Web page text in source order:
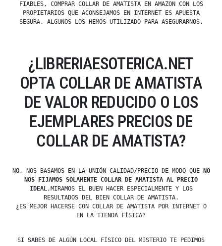
FIABLES, COMPRAR COLLAR DE AMATISTA EN AMAZON CON LOS
PROPIETARIOS QUE ACONSEJAMOS EN INTERNET ES APUESTA
SEGURA, ALGUNOS LOS HEMOS UTILIZADO PARA ASEGURARNOS.
¿LIBRERIAESOTERICA.NET
OPTA COLLAR DE AMATISTA
DE VALOR REDUCIDO O LOS
EJEMPLARES PRECIOS DE
COLLAR DE AMATISTA?
NO, NOS BASAMOS EN LA UNIÓN CALIDAD/PRECIO DE MODO QUE
NO
NOS FIJAMOS SOLAMENTE COLLAR DE AMATISTA AL PRECIO
IDEAL,MIRAMOS EL BUEN HACER ESPECIALMENTE Y LOS
RESULTADOS DEL BIEN COLLAR DE AMATISTA.
¿ES MEJOR HACERSE CON COLLAR DE AMATISTA POR INTERNET O
EN LA TIENDA FÍSICA?
SI SABES DE ALGÚN LOCAL FÍSICO DEL MISTERIO TE PEDIMOS